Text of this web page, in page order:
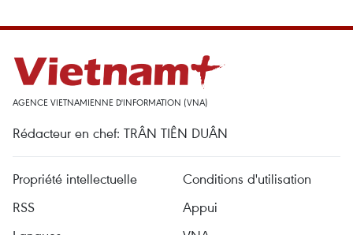
AGENCE VIETNAMIENNE D'INFORMATION (VNA)
Rédacteur en chef: TRÂN TIÊN DUÂN
Propriété intellectuelle
Conditions d'utilisation
RSS
Appui